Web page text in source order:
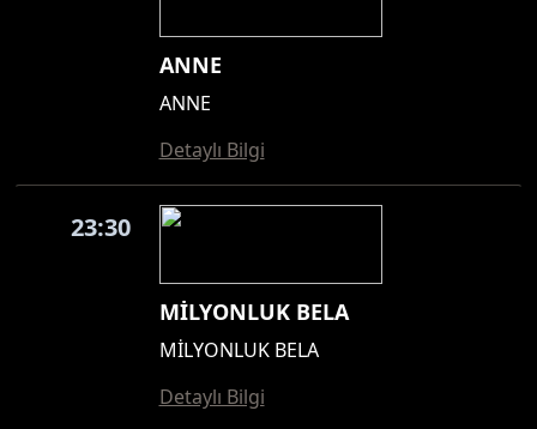
ANNE
ANNE
Detaylı Bilgi
23:30
MİLYONLUK BELA
MİLYONLUK BELA
Detaylı Bilgi